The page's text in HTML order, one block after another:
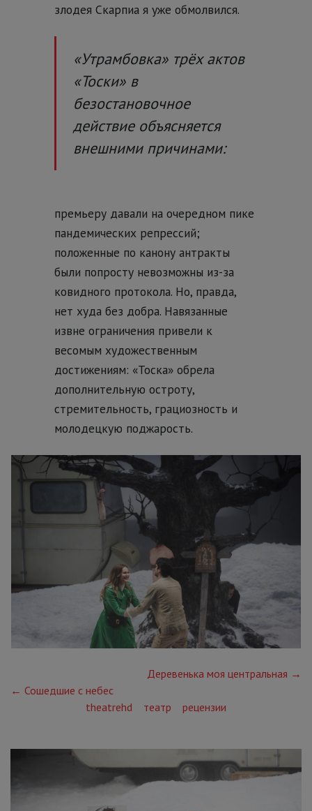
злодея Скарпиа я уже обмолвился.
«Утрамбовка» трёх актов
«Тоски» в
безостановочное
действие объясняется
внешними причинами:
премьеру давали на очередном пике
пандемических репрессий;
положенные по канону антракты
были попросту невозможны из-за
ковидного протокола. Но, правда,
нет худа без добра. Навязанные
извне ограничения привели к
весомым художественным
достижениям: «Тоска» обрела
дополнительную остроту,
стремительность, грациозность и
молодецкую поджарость.
Деревенька моя центральная →
← Сошедшие с небес
theatrehd
театр рецензии